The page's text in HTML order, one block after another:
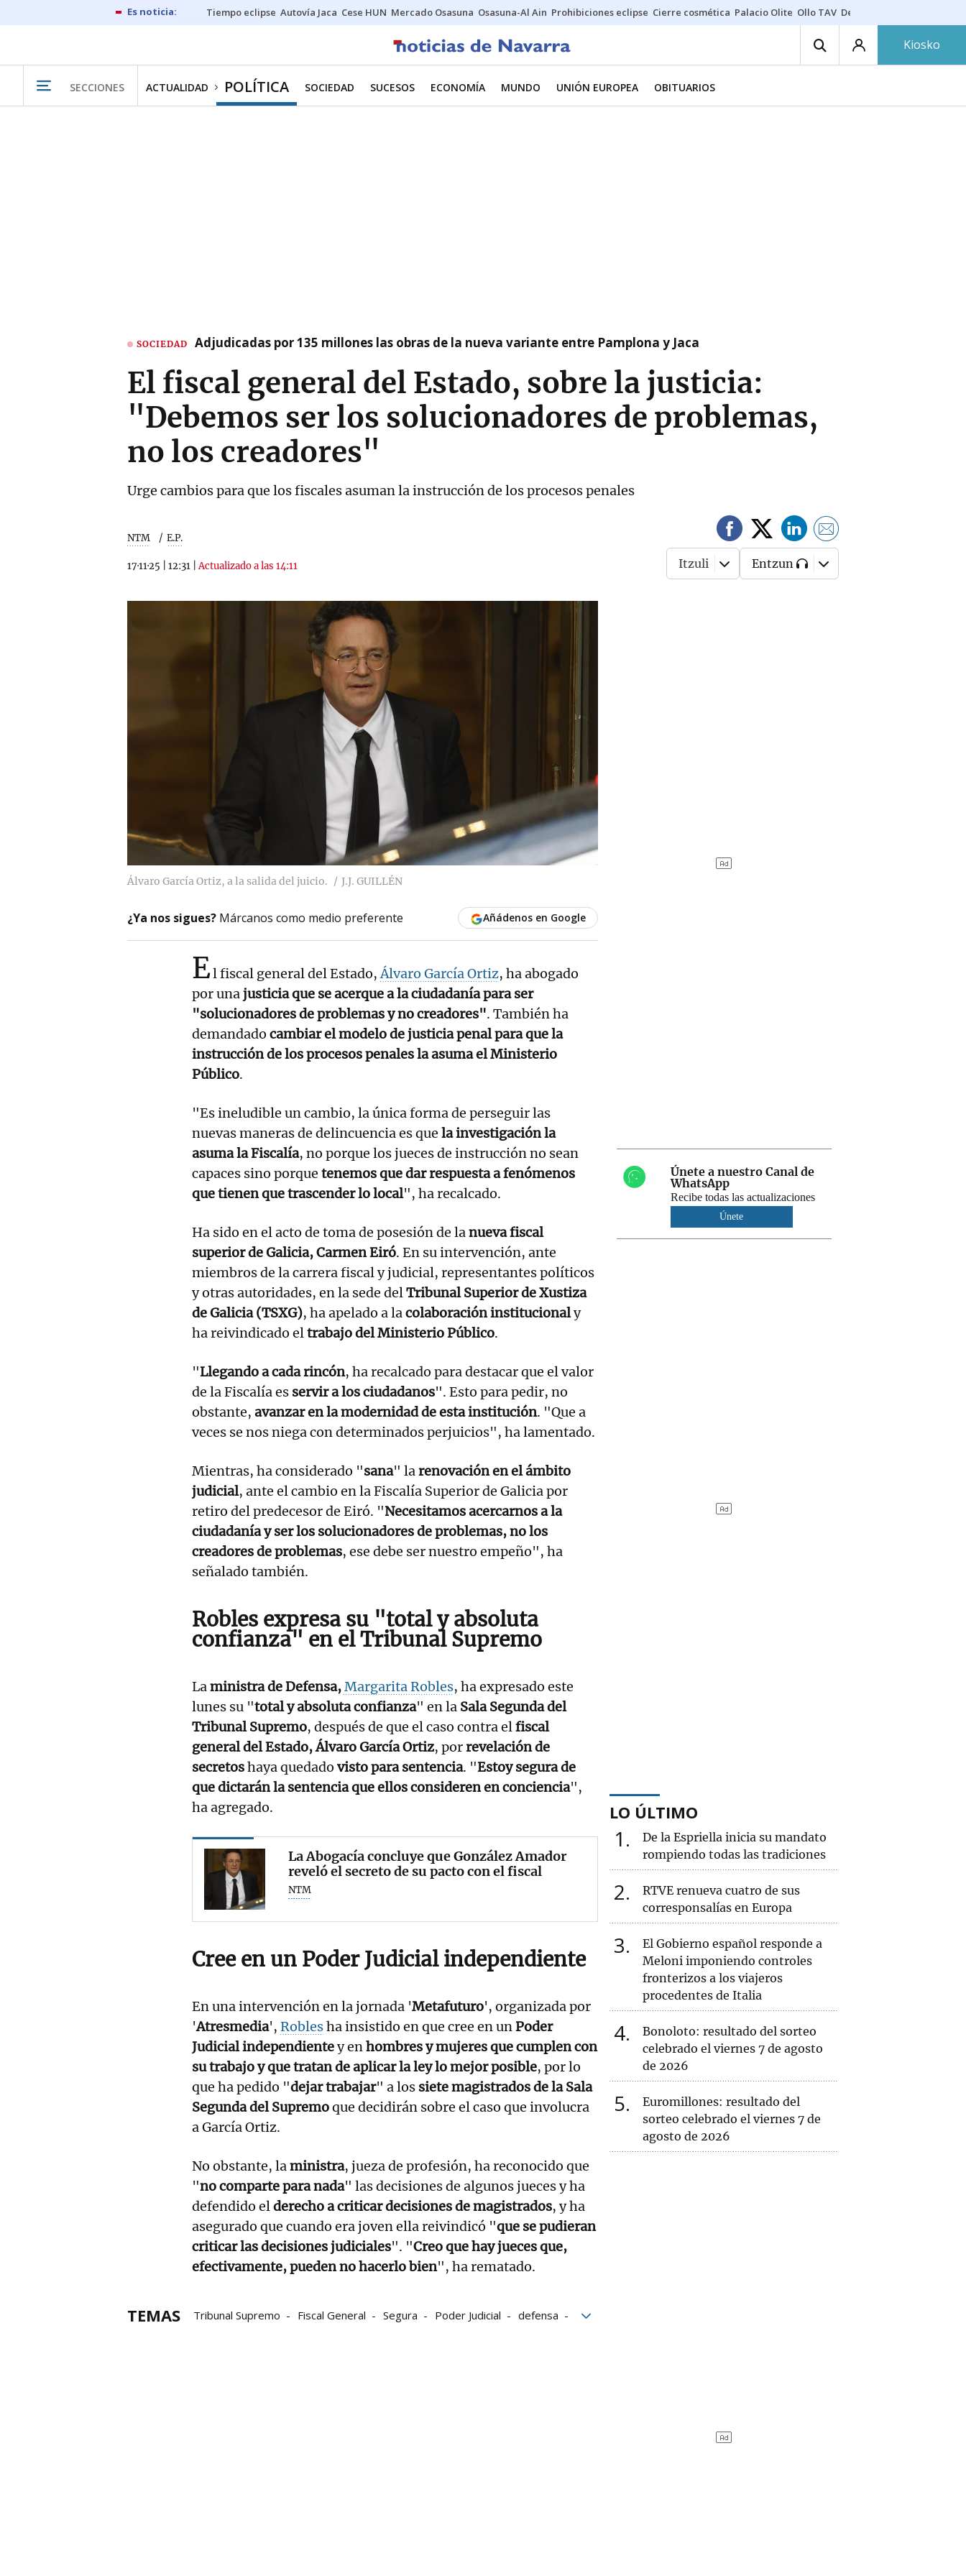
Tiempo eclipse Autovía Jaca Cese HUN Mercado Osasuna Osasuna-Al Ain Prohibiciones eclipse Cierre cosmética Palacio Olite Ollo TAV Derrama vecinos
Kiosko
SECCIONES ACTUALIDAD POLÍTICA SOCIEDAD SUCESOS ECONOMÍA MUNDO UNIÓN EUROPEA OBITUARIOS
SOCIEDAD Adjudicadas por 135 millones las obras de la nueva variante entre Pamplona y Jaca
El fiscal general del Estado, sobre la justicia:
"Debemos ser los solucionadores de problemas,
no los creadores"
Urge cambios para que los fiscales asuman la instrucción de los procesos penales
NTM E.P.
17·11·25 12:31 |Actualizado a las 14:11 Itzuli Entzun
Álvaro García Ortiz, a la salida del juicio. J.J. GUILLÉN
¿Ya nos sigues? Márcanos como medio preferente Añádenos en Google
El fiscal general del Estado,Álvaro García Ortiz, ha abogado
por unajusticia que se acerque a la ciudadanía para ser
"solucionadores de problemas y no creadores". También ha
demandado cambiar el modelo de justicia penal para que la
instrucción de los procesos penales la asuma el Ministerio
Público.
"Es ineludible un cambio, la única forma de perseguir las
nuevas maneras de delincuencia es que la investigación la
asuma la Fiscalía, no porque los jueces de instrucción no sean
capaces sino porque tenemos que dar respuesta a fenómenos
que tienen que trascender lo local", ha recalcado.
Ha sido en el acto de toma de posesión de lanueva fiscal
superior de Galicia, Carmen Eiró. En su intervención, ante
miembros de la carrera fiscal y judicial, representantes políticos
y otras autoridades, en la sede delTribunal Superior de Xustiza
de Galicia (TSXG), ha apelado a lacolaboración institucionaly
ha reivindicado eltrabajo del Ministerio Público.
"Llegando a cada rincón, ha recalcado para destacar que el valor
de la Fiscalía es servir a los ciudadanos". Esto para pedir, no
obstante, avanzar en la modernidad de esta institución. "Que a
veces se nos niega con determinados perjuicios", ha lamentado.
Mientras, ha considerado "sana" larenovación en el ámbito
judicial, ante el cambio en la Fiscalía Superior de Galicia por
retiro del predecesor de Eiró. "Necesitamos acercarnos a la
ciudadanía y ser los solucionadores de problemas, no los
creadores de problemas, ese debe ser nuestro empeño", ha
señalado también.
Robles expresa su "total y absoluta
confianza" en el Tribunal Supremo
Laministra de Defensa,Margarita Robles, ha expresado este
lunes su "total y absoluta confianza" en la Sala Segunda del
Tribunal Supremo, después de que el caso contra elfiscal
general del Estado, Álvaro García Ortiz, porrevelación de
secretoshaya quedado visto para sentencia. "Estoy segura de
que dictarán la sentencia que ellos consideren en conciencia",
ha agregado.
La Abogacía concluye que González Amador
reveló el secreto de su pacto con el fiscal
NTM
Cree en un Poder Judicial independiente
En una intervención en la jornada 'Metafuturo', organizada por
'Atresmedia', Roblesha insistido en que cree en unPoder
Judicial independientey enhombres y mujeres que cumplen con
su trabajo y que tratan de aplicar la ley lo mejor posible, por lo
que ha pedido "dejar trabajar" a los siete magistrados de la Sala
Segunda del Supremoque decidirán sobre el caso que involucra
a García Ortiz.
No obstante, laministra, jueza de profesión, ha reconocido que
"no comparte para nada" las decisiones de algunos jueces y ha
defendido elderecho a criticar decisiones de magistrados, y ha
asegurado que cuando era joven ella reivindicó "que se pudieran
criticar las decisiones judiciales". "Creo que hay jueces que,
efectivamente, pueden no hacerlo bien", ha rematado.
TEMAS Tribunal Supremo Fiscal General Segura Poder Judicial
defensa
Únete a nuestro Canal de
WhatsApp
Recibe todas las actualizaciones
Únete
LO ÚLTIMO
1
De la Espriella inicia su mandato
rompiendo todas las tradiciones
2
RTVE renueva cuatro de sus
corresponsalías en Europa
3
El Gobierno español responde a
Meloni imponiendo controles
fronterizos a los viajeros
procedentes de Italia
4
Bonoloto: resultado del sorteo
celebrado el viernes 7 de agosto
de 2026
5
Euromillones: resultado del
sorteo celebrado el viernes 7 de
agosto de 2026